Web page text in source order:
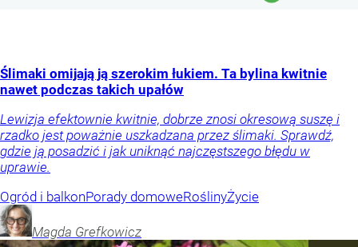
Ślimaki omijają ją szerokim łukiem. Ta bylina kwitnie
nawet podczas takich upałów
Lewizja efektownie kwitnie, dobrze znosi okresową suszę i
rzadko jest poważnie uszkadzana przez ślimaki. Sprawdź,
gdzie ją posadzić i jak uniknąć najczęstszego błędu w
uprawie.
Ogród i balkonPorady domoweRoślinyŻycie
Magda Grefkowicz